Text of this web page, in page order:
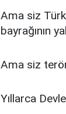
Ama siz
bayrağının
Ama siz
Yıllarca